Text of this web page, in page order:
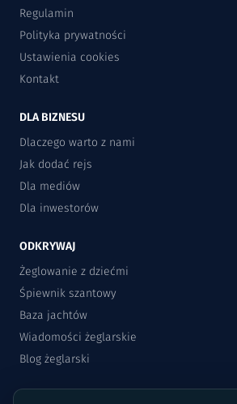
Regulamin
Polityka prywatności
Ustawienia cookies
Kontakt
DLA BIZNESU
Dlaczego warto z nami
Jak dodać rejs
Dla mediów
Dla inwestorów
ODKRYWAJ
Żeglowanie z dziećmi
Śpiewnik szantowy
Baza jachtów
Wiadomości żeglarskie
Blog żeglarski